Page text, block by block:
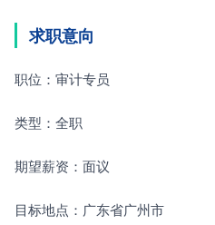
求职意向
职位：审计专员
类型：全职
期望薪资：面议
目标地点：广东省广州市